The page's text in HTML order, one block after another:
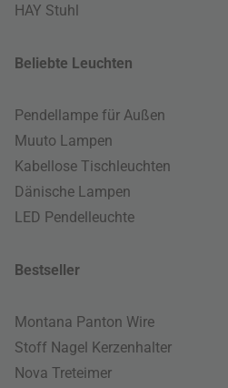
HAY Stuhl
Beliebte Leuchten
Pendellampe für Außen
Muuto Lampen
Kabellose Tischleuchten
Dänische Lampen
LED Pendelleuchte
Bestseller
Montana Panton Wire
Stoff Nagel Kerzenhalter
Nova Treteimer